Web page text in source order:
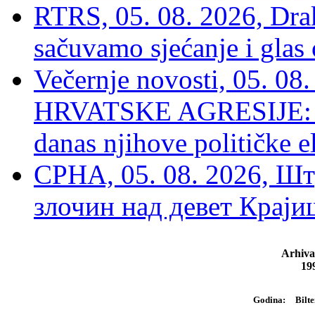
RTRS, 05. 08. 2026,
sačuvamo sjećanje i
Večernje novosti, 05.
HRVATSKE
danas njihove političke
СРНА, 05. 08. 2026,
злочин над девет
Godina: